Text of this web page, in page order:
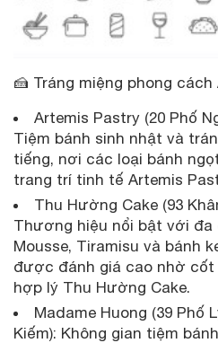
🍰 Tráng miệng phong cách
Artemis Pastry (20 Phố
Tiệm bánh sinh nhật và
tiếng, nơi các loại bánh
trang trí tinh tế Artemis
Thu Hường Cake (93
Thương hiệu nổi bật với đa
Mousse, Tiramisu và bánh
được đánh giá cao nhờ cốt
hợp lý Thu Hường Cake.
Madame Huong (39 Phố
Kiếm): Không gian tiệm